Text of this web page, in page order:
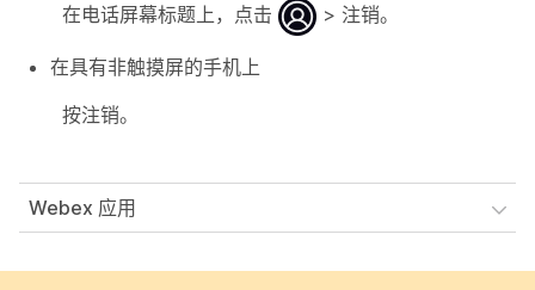
在电话屏幕标题上，点击 > 注销。
在具有非触摸屏的手机上
按注销。
Webex 应用